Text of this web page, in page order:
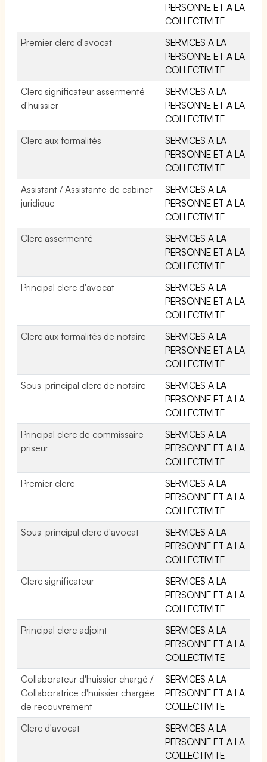
PERSONNE ET A LA
COLLECTIVITE
Premier clerc d'avocat
SERVICES A LA
PERSONNE ET A LA
COLLECTIVITE
Clerc significateur assermenté
d'huissier
SERVICES A LA
PERSONNE ET A LA
COLLECTIVITE
Clerc aux formalités
SERVICES A LA
PERSONNE ET A LA
COLLECTIVITE
Assistant / Assistante de cabinet
juridique
SERVICES A LA
PERSONNE ET A LA
COLLECTIVITE
Clerc assermenté
SERVICES A LA
PERSONNE ET A LA
COLLECTIVITE
Principal clerc d'avocat
SERVICES A LA
PERSONNE ET A LA
COLLECTIVITE
Clerc aux formalités de notaire
SERVICES A LA
PERSONNE ET A LA
COLLECTIVITE
Sous-principal clerc de notaire
SERVICES A LA
PERSONNE ET A LA
COLLECTIVITE
Principal clerc de commissaire-
priseur
SERVICES A LA
PERSONNE ET A LA
COLLECTIVITE
Premier clerc
SERVICES A LA
PERSONNE ET A LA
COLLECTIVITE
Sous-principal clerc d'avocat
SERVICES A LA
PERSONNE ET A LA
COLLECTIVITE
Clerc significateur
SERVICES A LA
PERSONNE ET A LA
COLLECTIVITE
Principal clerc adjoint
SERVICES A LA
PERSONNE ET A LA
COLLECTIVITE
Collaborateur d'huissier chargé /
Collaboratrice d'huissier chargée
de recouvrement
SERVICES A LA
PERSONNE ET A LA
COLLECTIVITE
Clerc d'avocat
SERVICES A LA
PERSONNE ET A LA
COLLECTIVITE